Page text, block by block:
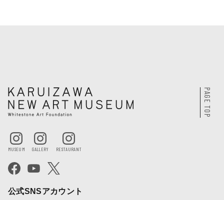
公式SNSアカウント
PAGE TOP